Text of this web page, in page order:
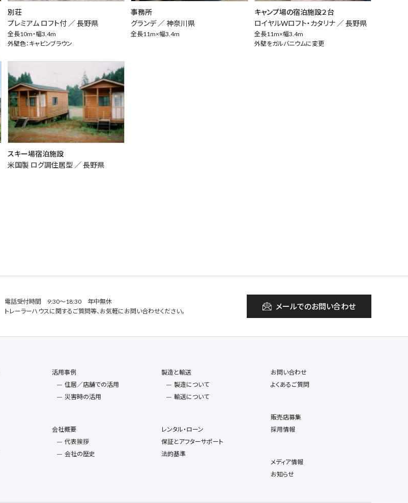
別荘
プレミアム ロフト付 ／長野県
全長10m・幅3.4m
外壁色：キャビンブラウン
事務所
グランデ ／神奈川県
全長11m×幅3.4m
キャンプ場の宿泊施設２台
ロイヤルWロフト・カタリナ ／長野県
全長11m×幅3.4m
外壁をガルバニウムに変更
スキー場宿泊施設
米国製 ログ調住居型 ／長野県
電話受付時間 9:30～18:30 年中無休
トレーラーハウスに関するご質問等、お気軽にお問い合わせください。
メールでのお問い合わせ
活用事例
住居／店舗での活用
災害時の活用
会社概要
代表挨拶
会社の歴史
製造と輸送
製造について
輸送について
レンタル・ローン
保証とアフターサポート
法的基準
お問い合わせ
よくあるご質問
販売店募集
採用情報
メディア情報
お知らせ